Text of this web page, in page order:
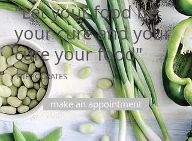
"Let your food be
your cure and your
cure your food"
HIPPOCRATES
make an appointment